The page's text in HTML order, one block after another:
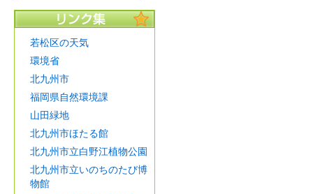
若松区の天気
環境省
北九州市
福岡県自然環境課
山田緑地
北九州市ほたる館
北九州市立白野江植物公園
北九州市立いのちのたび博
物館